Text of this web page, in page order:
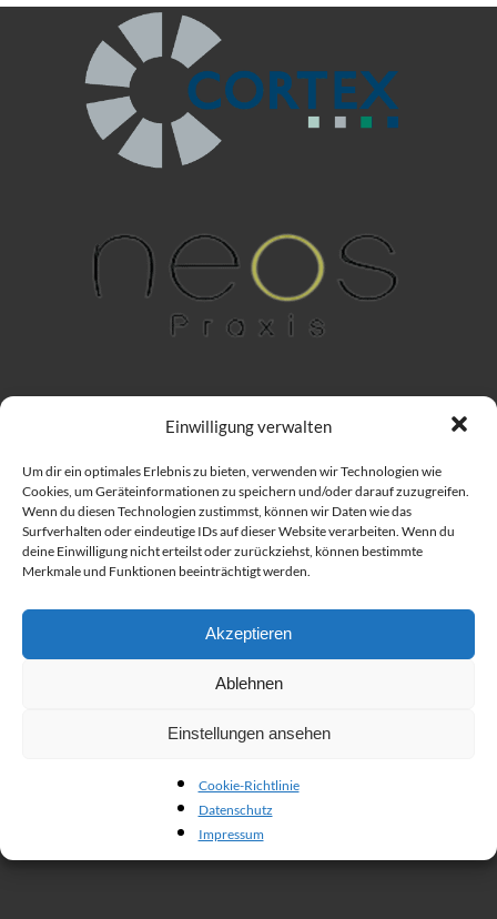
Einwilligung verwalten
Um dir ein optimales Erlebnis zu bieten, verwenden wir Technologien wie
Cookies, um Geräteinformationen zu speichern und/oder darauf zuzugreifen.
Wenn du diesen Technologien zustimmst, können wir Daten wie das
Surfverhalten oder eindeutige IDs auf dieser Website verarbeiten. Wenn du
deine Einwilligung nicht erteilst oder zurückziehst, können bestimmte
Merkmale und Funktionen beeinträchtigt werden.
Akzeptieren
Ablehnen
Einstellungen ansehen
Cookie-Richtlinie
Datenschutz
Impressum